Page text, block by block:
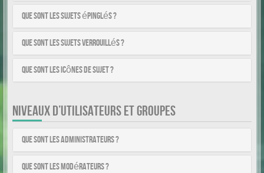
Que sont les sujets épinglés ?
Que sont les sujets verrouillés ?
Que sont les icônes de sujet ?
NIVEAUX D’UTILISATEURS ET GROUPES
Que sont les administrateurs ?
Que sont les modérateurs ?